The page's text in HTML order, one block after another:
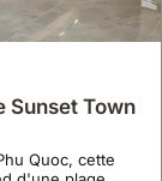
Sunset Town
Quoc, cette